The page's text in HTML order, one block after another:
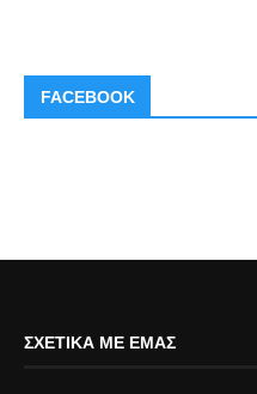
FACEBOOK
ΣΧΕΤΙΚΆ ΜΕ ΕΜΆΣ